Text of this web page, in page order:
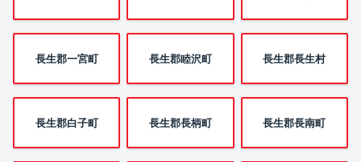
長生郡一宮町 長生郡睦沢町 長生郡長生村
長生郡白子町 長生郡長柄町 長生郡長南町